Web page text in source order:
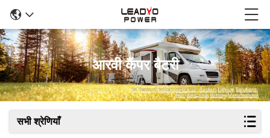
आरवी कैंपर बैटरी
सभी श्रेणियाँ